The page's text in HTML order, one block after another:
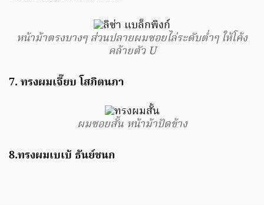
หน้าม้าตรงบางๆ ส่วนปลายผมซอยไล่ระดับต่ำๆ ให้โค้ง
คล้ายตัว U
7. ทรงผมเจี๊ยบ โสภิตนภา
ผมซอยสั้น หน้าม้าปัดข้าง
8.ทรงผมเบเบ้ ธันย์ชนก